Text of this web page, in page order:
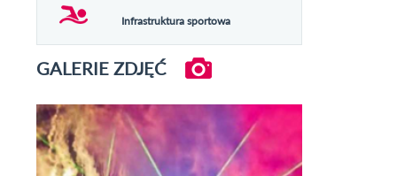
Infrastruktura sportowa
GALERIE ZDJĘĆ